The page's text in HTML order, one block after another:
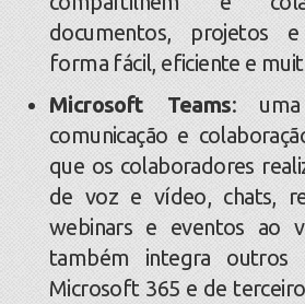
documentos, projetos
forma fácil, eficiente e
Microsoft Teams:
comunicação e
que os colaboradores
de voz e vídeo, chats,
webinars e eventos ao
também integra outros
Microsoft 365 e de